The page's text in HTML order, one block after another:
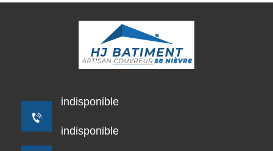
indisponible
indisponible